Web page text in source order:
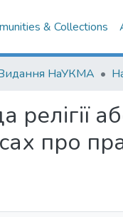
& Collections
НаУКМА
релігії
про